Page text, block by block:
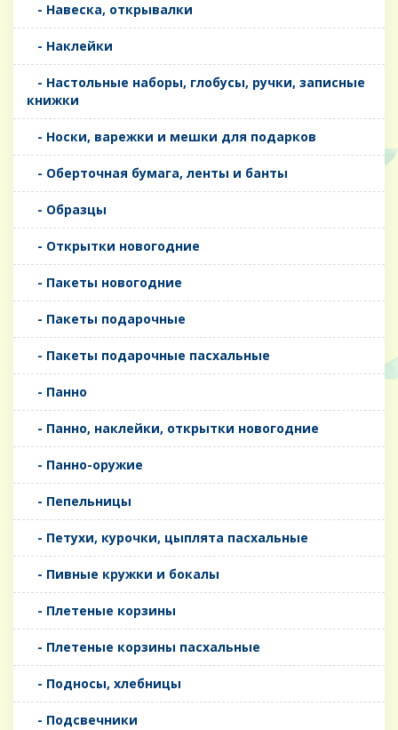
- Навеска, открывалки
- Наклейки
- Настольные наборы, глобусы, ручки, записные
книжки
- Носки, варежки и мешки для подарков
- Оберточная бумага, ленты и банты
- Образцы
- Открытки новогодние
- Пакеты новогодние
- Пакеты подарочные
- Пакеты подарочные пасхальные
- Панно
- Панно, наклейки, открытки новогодние
- Панно-оружие
- Пепельницы
- Петухи, курочки, цыплята пасхальные
- Пивные кружки и бокалы
- Плетеные корзины
- Плетеные корзины пасхальные
- Подносы, хлебницы
- Подсвечники